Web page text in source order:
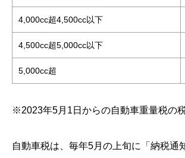
4,000cc超4,500cc以下
4,500cc超5,000cc以下
5,000cc超
※2023年5月1日からの自動車重量税の
自動車税は、毎年5月の上旬に「納税通